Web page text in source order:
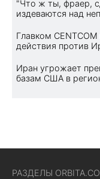
"Что ж ты, фраер,
издеваются над
Главком
действия против
Иран угрожает
базам США в
РАЗДЕЛЫ